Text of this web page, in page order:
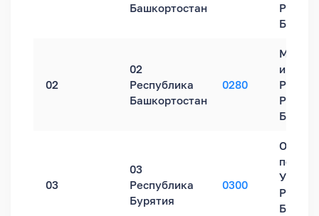
Башкортостан
02
02
Республика
Башкортостан
0280
03
03
Республика
Бурятия
0300
УФНС